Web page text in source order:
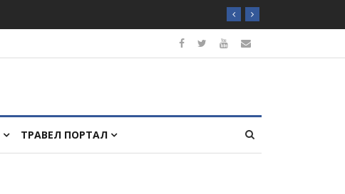
ТРАВЕЛ ПОРТАЛ